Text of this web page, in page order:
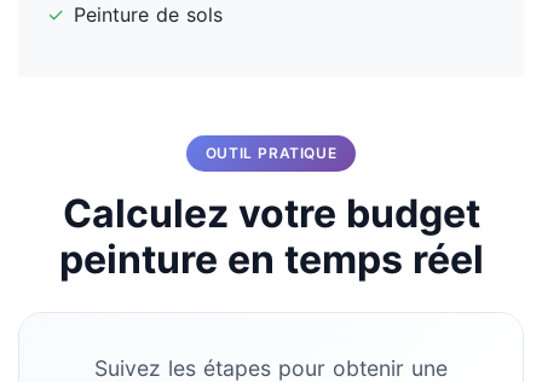
✓ Peinture de sols
OUTIL PRATIQUE
Calculez votre budget
peinture en temps réel
Suivez les étapes pour obtenir une